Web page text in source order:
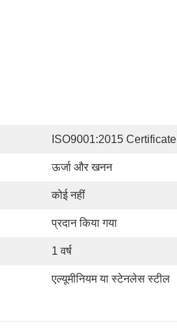
ISO9001:2015 Certificate
ऊर्जा और खनन
कोई नहीं
प्रदान किया गया
1 वर्ष
एल्यूमीनियम या स्टेनलेस स्टील